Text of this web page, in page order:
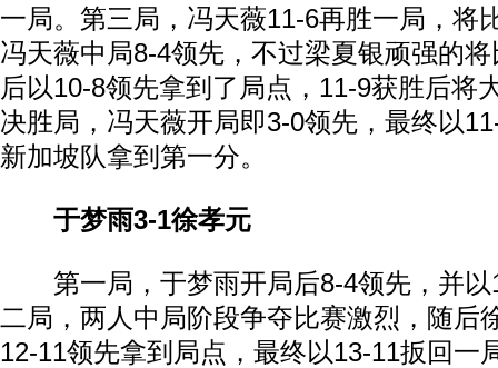
一局。第三局，冯天薇11-6再胜一局，将
冯天薇中局8-4领先，不过梁夏银顽强的
后以10-8领先拿到了局点，11-9获胜后将
决胜局，冯天薇开局即3-0领先，最终以
新加坡队拿到第一分。
于梦雨3-1徐孝元
第一局，于梦雨开局后8-4领先，并以
二局，两人中局阶段争夺比赛激烈，随后
12-11领先拿到局点，最终以13-11扳回一